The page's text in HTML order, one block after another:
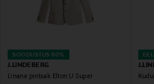
SOODUSTUS 60%
J.LINDEBERG
Linane pintsak Elton U Super